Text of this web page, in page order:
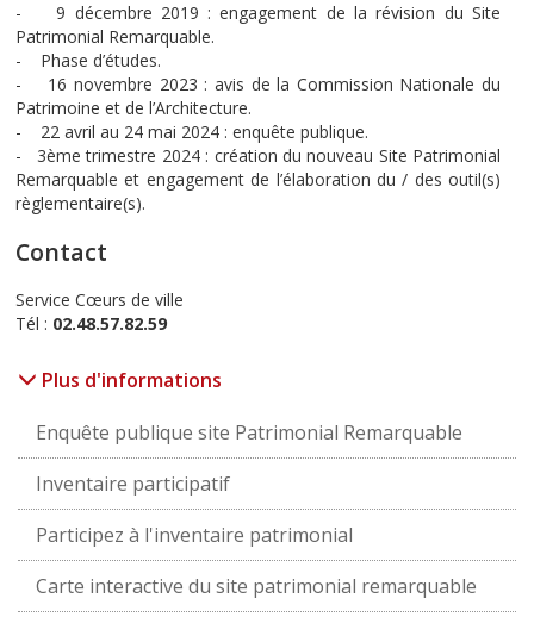
- 9 décembre 2019 : engagement de la révision du Site
Patrimonial Remarquable.
- Phase d’études.
- 16 novembre 2023 : avis de la Commission Nationale du
Patrimoine et de l’Architecture.
- 22 avril au 24 mai 2024 : enquête publique.
- 3ème trimestre 2024 : création du nouveau Site Patrimonial
Remarquable et engagement de l’élaboration du / des outil(s)
règlementaire(s).
Contact
Service Cœurs de ville
Tél : 02.48.57.82.59
Plus d'informations
Enquête publique site Patrimonial Remarquable
Inventaire participatif
Participez à l'inventaire patrimonial
Carte interactive du site patrimonial remarquable